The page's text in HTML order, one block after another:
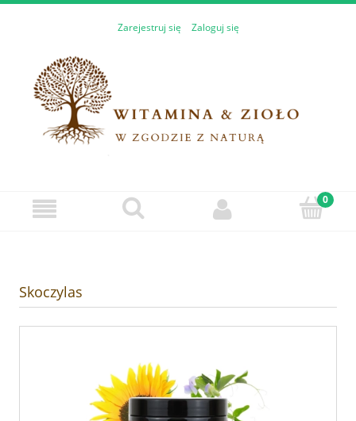
Zarejestruj się Zaloguj się
Skoczylas